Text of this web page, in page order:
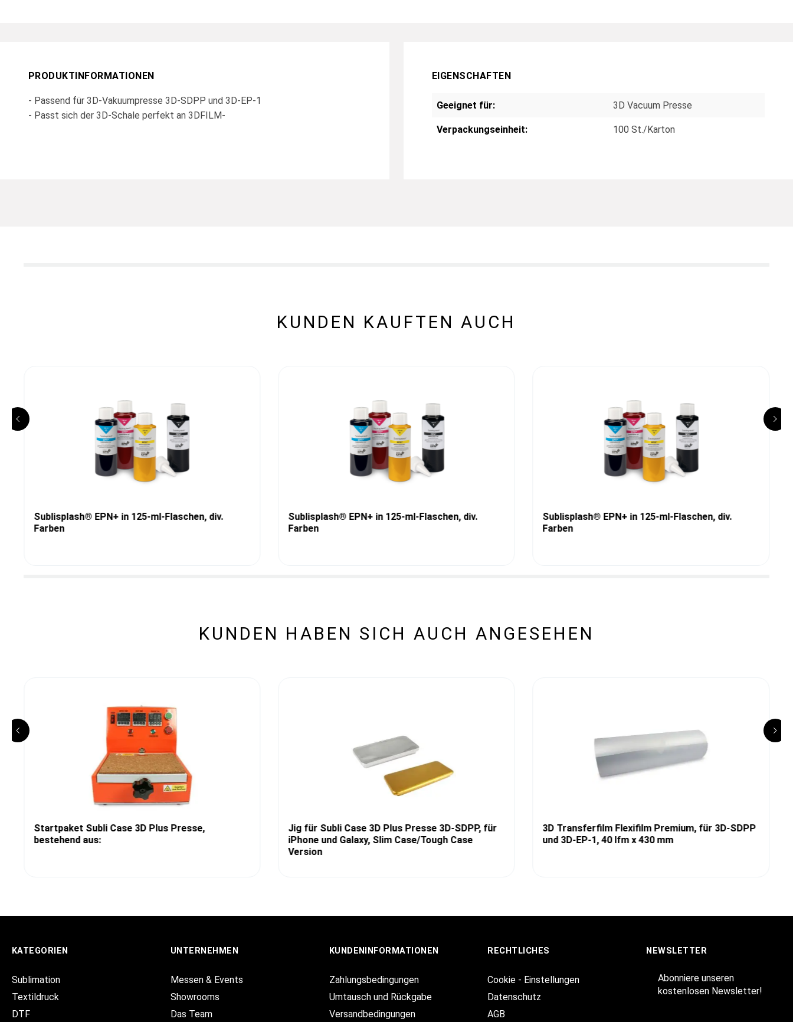
PRODUKTINFORMATIONEN
- Passend für 3D-Vakuumpresse 3D-SDPP und 3D-EP-1
- Passt sich der 3D-Schale perfekt an 3DFILM-
EIGENSCHAFTEN
Geeignet für: 3D Vacuum Presse
Verpackungseinheit: 100 St./Karton
KUNDEN KAUFTEN AUCH
Sublisplash® EPN+ in 125-ml-Flaschen, div.
Farben
Sublisplash® EPN+ in 125-ml-Flaschen, div.
Farben
Sublisplash® EPN+ in 125-ml-Flaschen, div.
Farben
KUNDEN HABEN SICH AUCH ANGESEHEN
Startpaket Subli Case 3D Plus Presse,
bestehend aus:
Jig für Subli Case 3D Plus Presse 3D-SDPP, für
iPhone und Galaxy, Slim Case/Tough Case
Version
3D Transferfilm Flexifilm Premium, für 3D-SDPP
und 3D-EP-1, 40 lfm x 430 mm
KATEGORIEN
Sublimation
Textildruck
DTF
UNTERNEHMEN
Messen & Events
Showrooms
Das Team
KUNDENINFORMATIONEN
Zahlungsbedingungen
Umtausch und Rückgabe
Versandbedingungen
RECHTLICHES
Cookie - Einstellungen
Datenschutz
AGB
NEWSLETTER
Abonniere unseren
kostenlosen Newsletter!